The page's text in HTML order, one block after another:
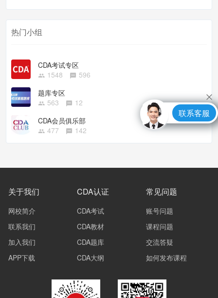
热门小组
CDA考试专区
1548
596
题库专区
563
12
CDA会员俱乐部
477
142
关于我们
网校简介
联系我们
加入我们
APP下载
CDA认证
CDA考试
CDA教材
CDA题库
CDA大纲
常见问题
账号问题
课程问题
交流答疑
如何发布课程
联系客服